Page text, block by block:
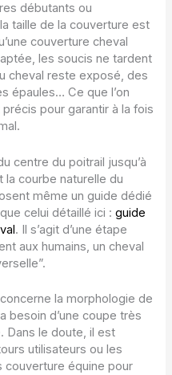
débutants ou
taille de la couverture est
couverture cheval
les soucis ne tardent
cheval reste exposé, des
épaules… Ce que l’on
pour garantir à la fois
centre du poitrail jusqu’à
la courbe naturelle du
même un guide dédié
celui détaillé ici :guide
. Il s’agit d’une étape
aux humains, un cheval
la morphologie de
besoin d’une coupe très
Dans le doute, il est
utilisateurs ou les
couverture équine pour